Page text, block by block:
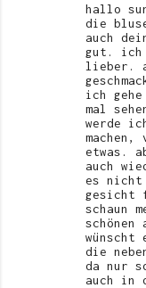
hallo
die
auch
gut. ich
lieber.
ich
mal
werde
etwas.
auch
es nicht
gesicht
schaun
schönen
wünscht
die
da nur
auch in